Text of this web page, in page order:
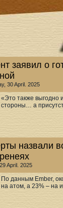
заявил о
30 April. 2025
«Это также выгодно
стороны… а
назвали
April. 2025
По данным Ember,
на атом, а 23% – на